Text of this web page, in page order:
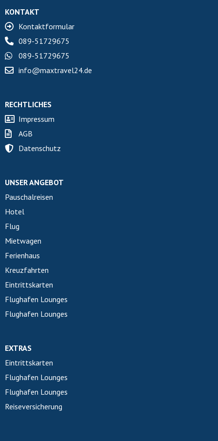
KONTAKT
Kontaktformular
089-51729675
089-51729675
info@maxtravel24.de
RECHTLICHES
Impressum
AGB
Datenschutz
UNSER ANGEBOT
Pauschalreisen
Hotel
Flug
Mietwagen
Ferienhaus
Kreuzfahrten
Eintrittskarten
Flughafen Lounges
Flughafen Lounges
EXTRAS
Eintrittskarten
Flughafen Lounges
Flughafen Lounges
Reiseversicherung